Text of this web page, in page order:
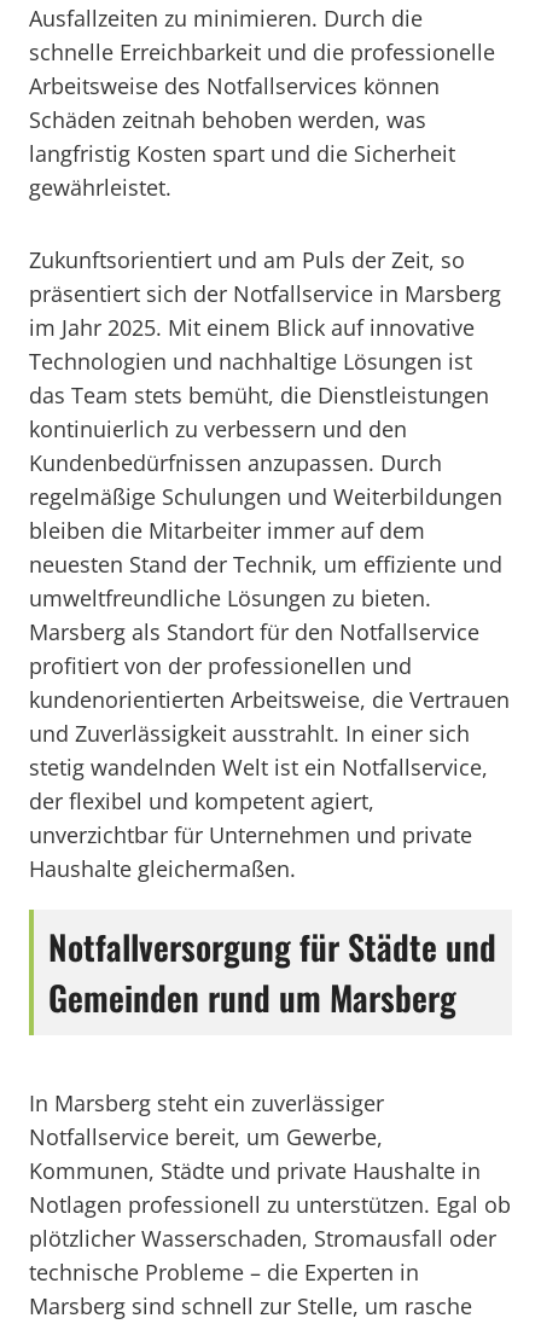
Ausfallzeiten zu minimieren. Durch die
schnelle Erreichbarkeit und die professionelle
Arbeitsweise des Notfallservices können
Schäden zeitnah behoben werden, was
langfristig Kosten spart und die Sicherheit
gewährleistet.
Zukunftsorientiert und am Puls der Zeit, so
präsentiert sich der Notfallservice in Marsberg
im Jahr 2025. Mit einem Blick auf innovative
Technologien und nachhaltige Lösungen ist
das Team stets bemüht, die Dienstleistungen
kontinuierlich zu verbessern und den
Kundenbedürfnissen anzupassen. Durch
regelmäßige Schulungen und Weiterbildungen
bleiben die Mitarbeiter immer auf dem
neuesten Stand der Technik, um effiziente und
umweltfreundliche Lösungen zu bieten.
Marsberg als Standort für den Notfallservice
profitiert von der professionellen und
kundenorientierten Arbeitsweise, die Vertrauen
und Zuverlässigkeit ausstrahlt. In einer sich
stetig wandelnden Welt ist ein Notfallservice,
der flexibel und kompetent agiert,
unverzichtbar für Unternehmen und private
Haushalte gleichermaßen.
Notfallversorgung für Städte und
Gemeinden rund um Marsberg
In Marsberg steht ein zuverlässiger
Notfallservice bereit, um Gewerbe,
Kommunen, Städte und private Haushalte in
Notlagen professionell zu unterstützen. Egal ob
plötzlicher Wasserschaden, Stromausfall oder
technische Probleme – die Experten in
Marsberg sind schnell zur Stelle, um rasche